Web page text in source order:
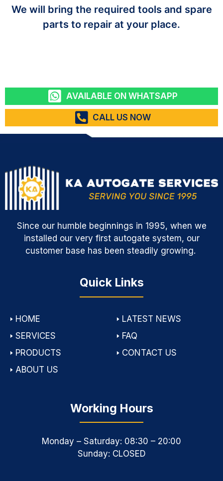
We will bring the required tools and spare
parts to repair at your place.
AVAILABLE ON WHATSAPP
CALL US NOW
Since our humble beginnings in 1995, when we
installed our very first autogate system, our
customer base has been steadily growing.
Quick Links
🢒 HOME
🢒 SERVICES
🢒 PRODUCTS
🢒 ABOUT US
🢒 LATEST NEWS
🢒 FAQ
🢒 CONTACT US
Working Hours
Monday – Saturday: 08:30 – 20:00
Sunday: CLOSED